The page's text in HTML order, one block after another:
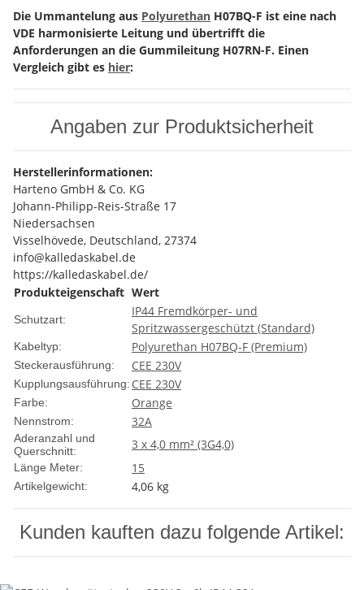
Die Ummantelung aus Polyurethan H07BQ-F ist eine nach
VDE harmonisierte Leitung und übertrifft die
Anforderungen an die Gummileitung H07RN-F. Einen
Vergleich gibt es hier:
Angaben zur Produktsicherheit
Herstellerinformationen:
Harteno GmbH & Co. KG
Johann-Philipp-Reis-Straße 17
Niedersachsen
Visselhövede, Deutschland, 27374
info@kalledaskabel.de
https://kalledaskabel.de/
Produkteigenschaft Wert
Schutzart:
IP44 Fremdkörper- und
Spritzwassergeschützt (Standard)
Kabeltyp: Polyurethan H07BQ-F (Premium)
Steckerausführung: CEE 230V
Kupplungsausführung: CEE 230V
Farbe: Orange
Nennstrom: 32A
Aderanzahl und
Querschnitt:
3 x 4,0 mm² (3G4,0)
Länge Meter: 15
Artikelgewicht: 4,06 kg
Kunden kauften dazu folgende Artikel: